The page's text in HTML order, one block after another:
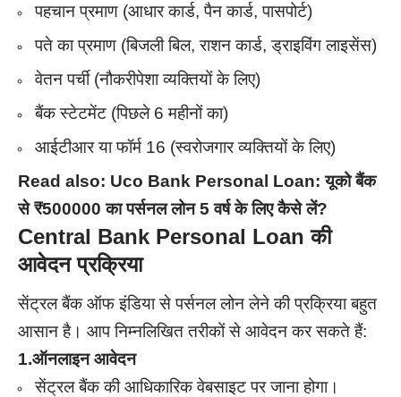
पहचान प्रमाण (आधार कार्ड, पैन कार्ड, पासपोर्ट)
पते का प्रमाण (बिजली बिल, राशन कार्ड, ड्राइविंग लाइसेंस)
वेतन पर्ची (नौकरीपेशा व्यक्तियों के लिए)
बैंक स्टेटमेंट (पिछले 6 महीनों का)
आईटीआर या फॉर्म 16 (स्वरोजगार व्यक्तियों के लिए)
Read also: Uco Bank Personal Loan: यूको बैंक
से ₹500000 का पर्सनल लोन 5 वर्ष के लिए कैसे लें?
Central Bank Personal Loan की
आवेदन प्रक्रिया
सेंट्रल बैंक ऑफ इंडिया से पर्सनल लोन लेने की प्रक्रिया बहुत
आसान है। आप निम्नलिखित तरीकों से आवेदन कर सकते हैं:
1.ऑनलाइन आवेदन
सेंट्रल बैंक की आधिकारिक वेबसाइट पर जाना होगा।